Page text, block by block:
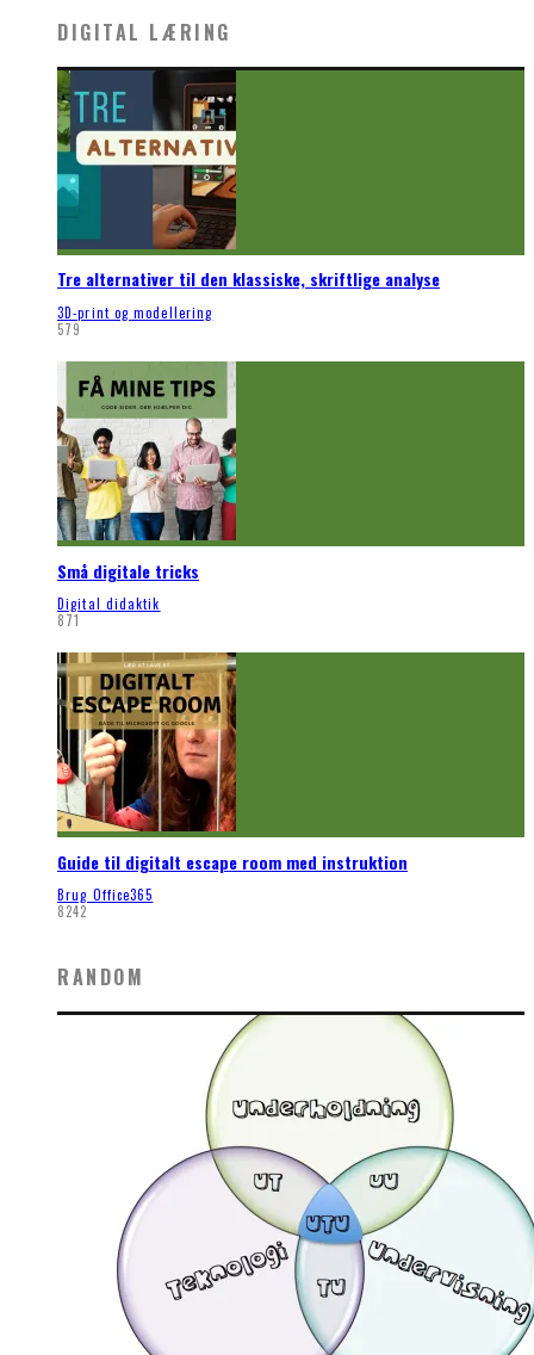
DIGITAL LÆRING
Tre alternativer til den klassiske, skriftlige analyse
3D-print og modellering
579
Små digitale tricks
Digital didaktik
871
Guide til digitalt escape room med instruktion
Brug Office365
8242
RANDOM